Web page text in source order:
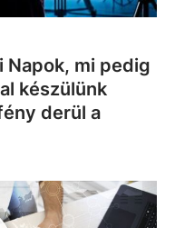
Napok, mi pedig
készülünk
derül a